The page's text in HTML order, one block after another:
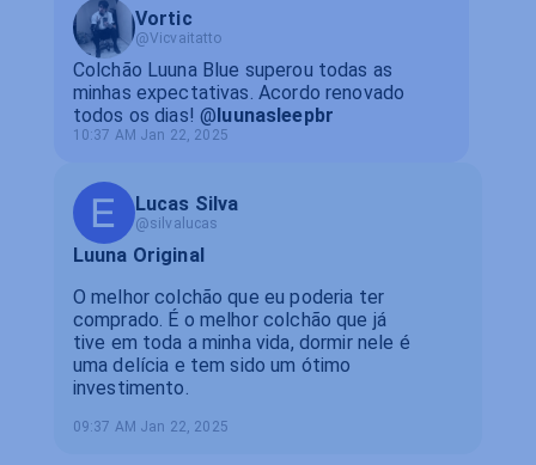
Lucas Silva
@silvalucas
Luuna Original
tive em toda a minha vida, dormir nele é
uma delícia e tem sido um ótimo
investimento.